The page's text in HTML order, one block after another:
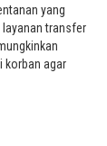
yang
transfer
korban agar